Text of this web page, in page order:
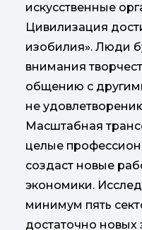
искусственные
Цивилизация
изобилия». Люди
внимания
общению с
не
Масштабная
целые
создаст новые
экономики.
минимум пять
достаточно новых